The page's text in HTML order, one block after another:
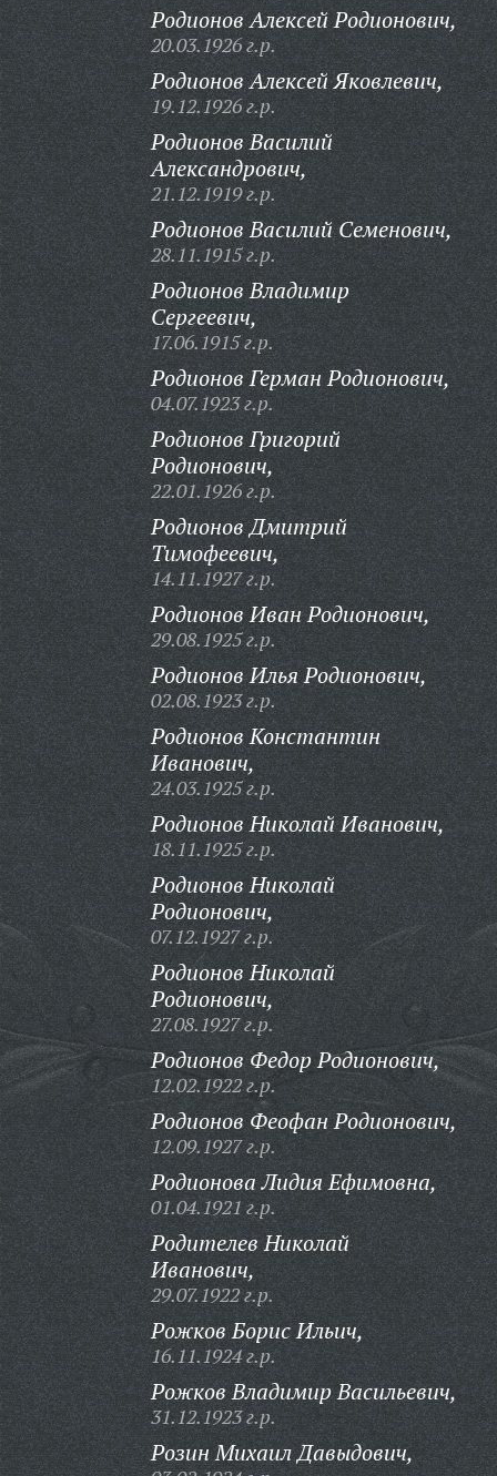
Родионов Алексей Родионович,
20.03.1926 г.р.
Родионов Алексей Яковлевич,
19.12.1926 г.р.
Родионов Василий
Александрович,
21.12.1919 г.р.
Родионов Василий Семенович,
28.11.1915 г.р.
Родионов Владимир
Сергеевич,
17.06.1915 г.р.
Родионов Герман Родионович,
04.07.1923 г.р.
Родионов Григорий
Родионович,
22.01.1926 г.р.
Родионов Дмитрий
Тимофеевич,
14.11.1927 г.р.
Родионов Иван Родионович,
29.08.1925 г.р.
Родионов Илья Родионович,
02.08.1923 г.р.
Родионов Константин
Иванович,
24.03.1925 г.р.
Родионов Николай Иванович,
18.11.1925 г.р.
Родионов Николай
Родионович,
07.12.1927 г.р.
Родионов Николай
Родионович,
27.08.1927 г.р.
Родионов Федор Родионович,
12.02.1922 г.р.
Родионов Феофан Родионович,
12.09.1927 г.р.
Родионова Лидия Ефимовна,
01.04.1921 г.р.
Родителев Николай
Иванович,
29.07.1922 г.р.
Рожков Борис Ильич,
16.11.1924 г.р.
Рожков Владимир Васильевич,
31.12.1923 г.р.
Розин Михаил Давыдович,